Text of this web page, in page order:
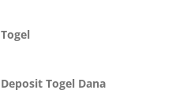
Togel
Deposit Togel Dana